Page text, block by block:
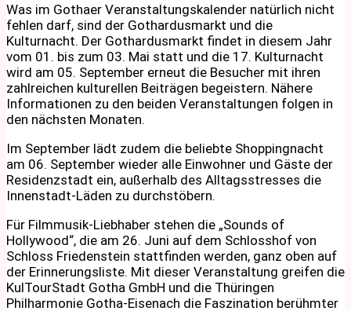
Was im Gothaer Veranstaltungskalender natürlich nicht
fehlen darf, sind der Gothardusmarkt und die
Kulturnacht. Der Gothardusmarkt findet in diesem Jahr
vom 01. bis zum 03. Mai statt und die 17. Kulturnacht
wird am 05. September erneut die Besucher mit ihren
zahlreichen kulturellen Beiträgen begeistern. Nähere
Informationen zu den beiden Veranstaltungen folgen in
den nächsten Monaten.
Im September lädt zudem die beliebte Shoppingnacht
am 06. September wieder alle Einwohner und Gäste der
Residenzstadt ein, außerhalb des Alltagsstresses die
Innenstadt-Läden zu durchstöbern.
Für Filmmusik-Liebhaber stehen die „Sounds of
Hollywood“, die am 26. Juni auf dem Schlosshof von
Schloss Friedenstein stattfinden werden, ganz oben auf
der Erinnerungsliste. Mit dieser Veranstaltung greifen die
KulTourStadt Gotha GmbH und die Thüringen
Philharmonie Gotha-Eisenach die Faszination berühmter